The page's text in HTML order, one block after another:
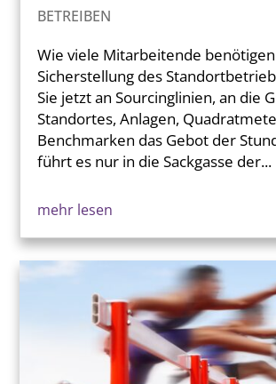
BETREIBEN
Wie viele Mitarbeitende
Sicherstellung des
Sie jetzt an Sourcinglinien, an die
Standortes, Anlagen,
Benchmarken das Gebot der
führt es nur in die Sackgasse der...
mehr lesen